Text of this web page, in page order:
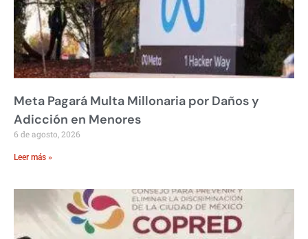
Meta Pagará Multa Millonaria por Daños y
Adicción en Menores
6 de agosto, 2026
Leer más »